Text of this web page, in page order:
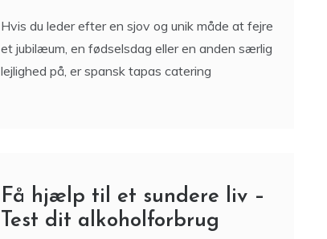
Hvis du leder efter en sjov og unik måde at fejre
et jubilæum, en fødselsdag eller en anden særlig
lejlighed på, er spansk tapas catering
Få hjælp til et sundere liv –
Test dit alkoholforbrug